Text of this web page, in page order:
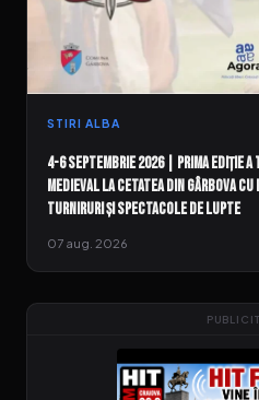
STIRI ALBA
4-6 septembrie 2026 | Prima ediție
medieval la Cetatea din Gârbova
turniruri și spectacole de lupte
07 aug. 2026